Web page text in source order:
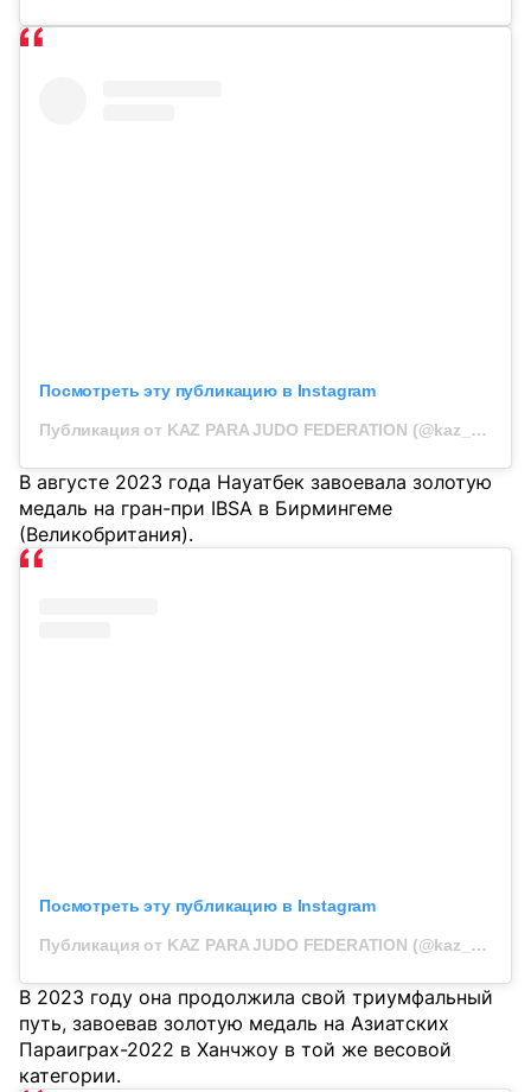
Посмотреть эту публикацию в Instagram
Публикация от KAZ PARA JUDO FEDERATION (@kaz_para_judo)
В августе 2023 года Науатбек завоевала золотую
медаль на гран-при IBSA в Бирмингеме
(Великобритания).
Посмотреть эту публикацию в Instagram
Публикация от KAZ PARA JUDO FEDERATION (@kaz_para_judo)
В 2023 году она продолжила свой триумфальный
путь, завоевав золотую медаль на Азиатских
Параиграх-2022 в Ханчжоу в той же весовой
категории.